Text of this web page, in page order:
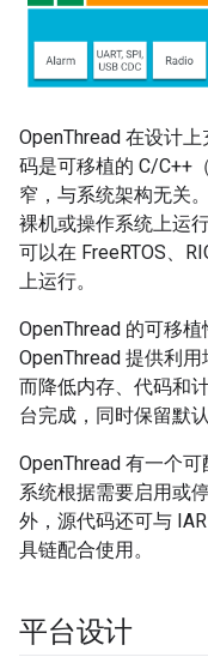
OpenThread 在设计
码是可移植的 C/C++
窄，与系统架构无关
裸机或操作系统上运
可以在 FreeRTOS、
上运行。
OpenThread 的可移
OpenThread 提供利
而降低内存、代码和
台完成，同时保留默
OpenThread 有一个
系统根据需要启用或
外，源代码还可与
具链配合使用。
平台设计